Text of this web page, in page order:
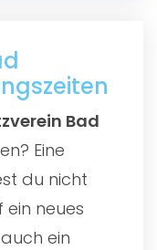
Bad
Eine
du nicht
ein neues
ein